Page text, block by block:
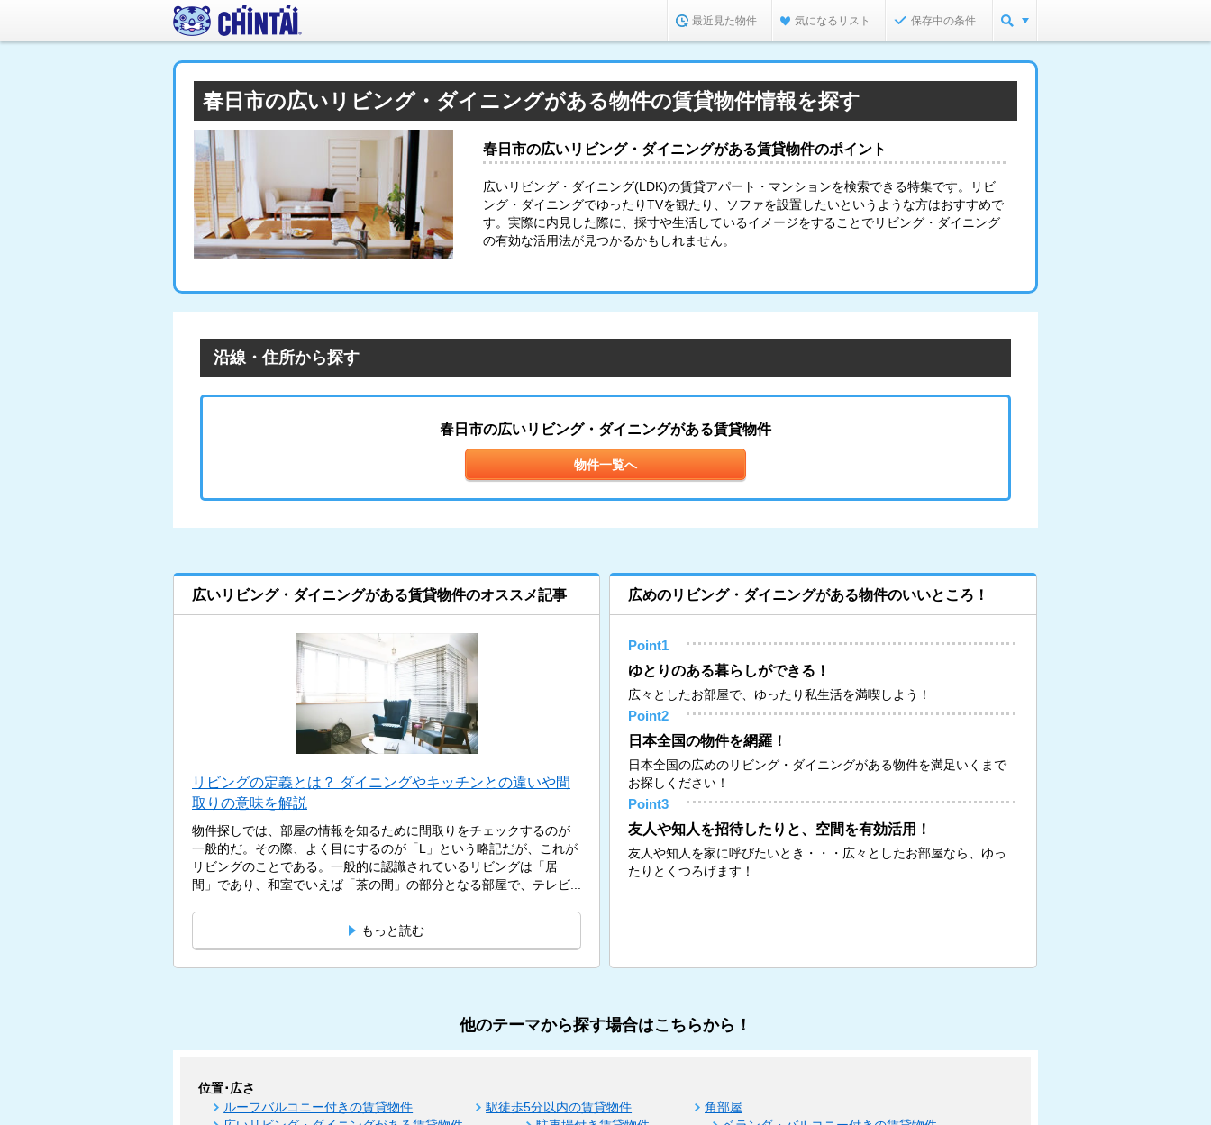
最近見た物件 気になるリスト 保存中の条件
春日市の広いリビング・ダイニングがある物件の賃貸物件情報を探す
春日市の広いリビング・ダイニングがある賃貸物件のポイント
広いリビング・ダイニング(LDK)の賃貸アパート・マンションを検索できる特集です。リビ
ング・ダイニングでゆったりTVを観たり、ソファを設置したいというような方はおすすめで
す。実際に内見した際に、採寸や生活しているイメージをすることでリビング・ダイニング
の有効な活用法が見つかるかもしれません。
沿線・住所から探す
春日市の広いリビング・ダイニングがある賃貸物件
物件一覧へ
広いリビング・ダイニングがある賃貸物件のオススメ記事
リビングの定義とは？ ダイニングやキッチンとの違いや間
取りの意味を解説
物件探しでは、部屋の情報を知るために間取りをチェックするのが
一般的だ。その際、よく目にするのが「L」という略記だが、これが
リビングのことである。一般的に認識されているリビングは「居
間」であり、和室でいえば「茶の間」の部分となる部屋で、テレビ...
もっと読む
広めのリビング・ダイニングがある物件のいいところ！
Point1
ゆとりのある暮らしができる！
広々としたお部屋で、ゆったり私生活を満喫しよう！
Point2
日本全国の物件を網羅！
日本全国の広めのリビング・ダイニングがある物件を満足いくまで
お探しください！
Point3
友人や知人を招待したりと、空間を有効活用！
友人や知人を家に呼びたいとき・・・広々としたお部屋なら、ゆっ
たりとくつろげます！
他のテーマから探す場合はこちらから！
位置･広さ
ルーフバルコニー付きの賃貸物件 駅徒歩5分以内の賃貸物件
角部屋